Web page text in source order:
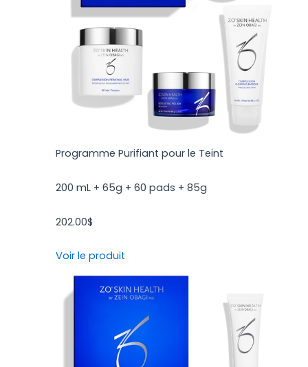
Programme Purifiant pour le Teint
200 mL + 65g + 60 pads + 85g
202.00$
Voir le produit